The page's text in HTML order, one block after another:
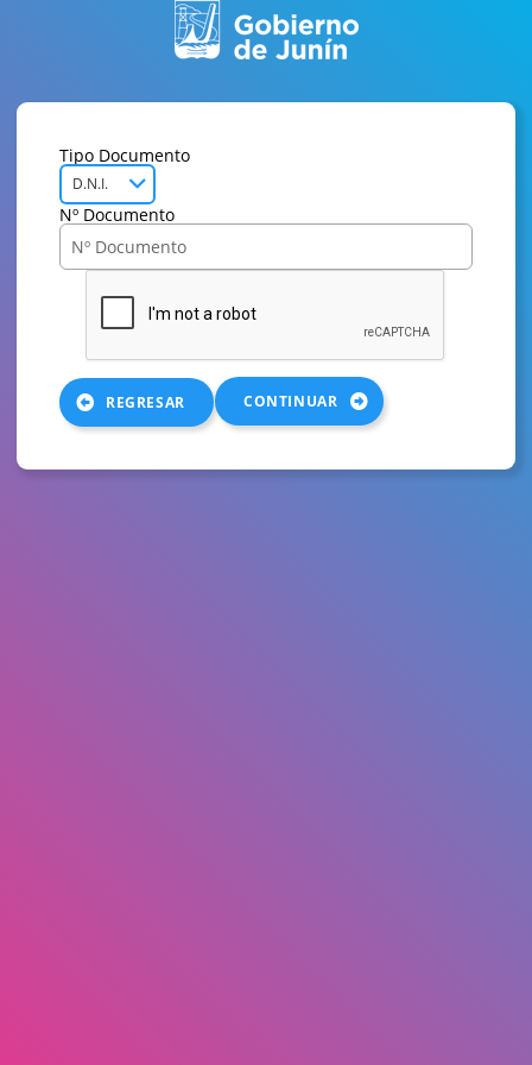
Tipo Documento
D.N.I.
Nº Documento
REGRESAR CONTINUAR